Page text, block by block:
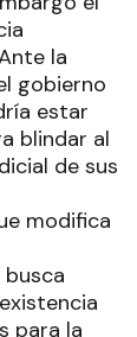
la
gobierno
estar
blindar al
de sus
modifica
busca
para la